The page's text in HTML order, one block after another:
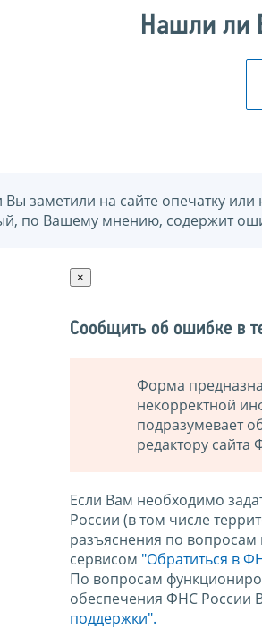
Нашли ли
Вы заметили на сайте опечатку
по Вашему мнению, содержит
×
Сообщить об ошибке в
Форма
некорректной
подразумевает
редактору сайта
Если Вам необходимо
России (в том числе
разъяснения по
сервисом "Обратиться в
По вопросам
обеспечения ФНС России
поддержки".